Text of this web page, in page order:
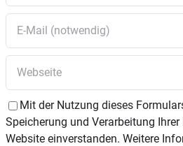
Mit der Nutzung dieses
Speicherung und Verarbeitung
Website einverstanden. Weitere